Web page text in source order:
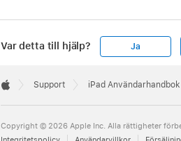
Var detta till hjälp? Ja
Footer

Support iPad Användarhandbok
Copyright © 2026 Apple Inc. Alla rättigheter